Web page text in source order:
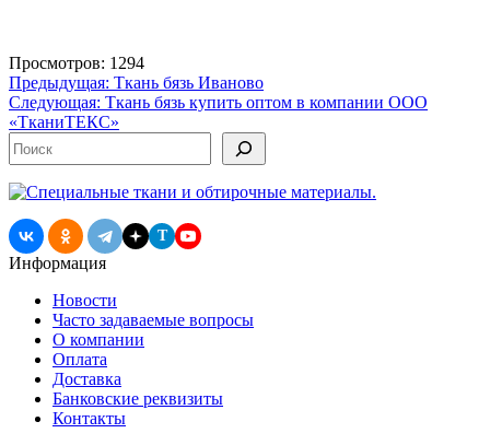
пэк, Россия, Иваново в Иваново
Иваново
Просмотров: 1294
Навигация
по
записям
Предыдущая: Ткань бязь Иваново
Следующая: Ткань бязь купить оптом в компании ООО
«ТканиТЕКС»
Поиск
T
Информация
Новости
Часто задаваемые вопросы
О компании
Оплата
Доставка
Банковские реквизиты
Контакты